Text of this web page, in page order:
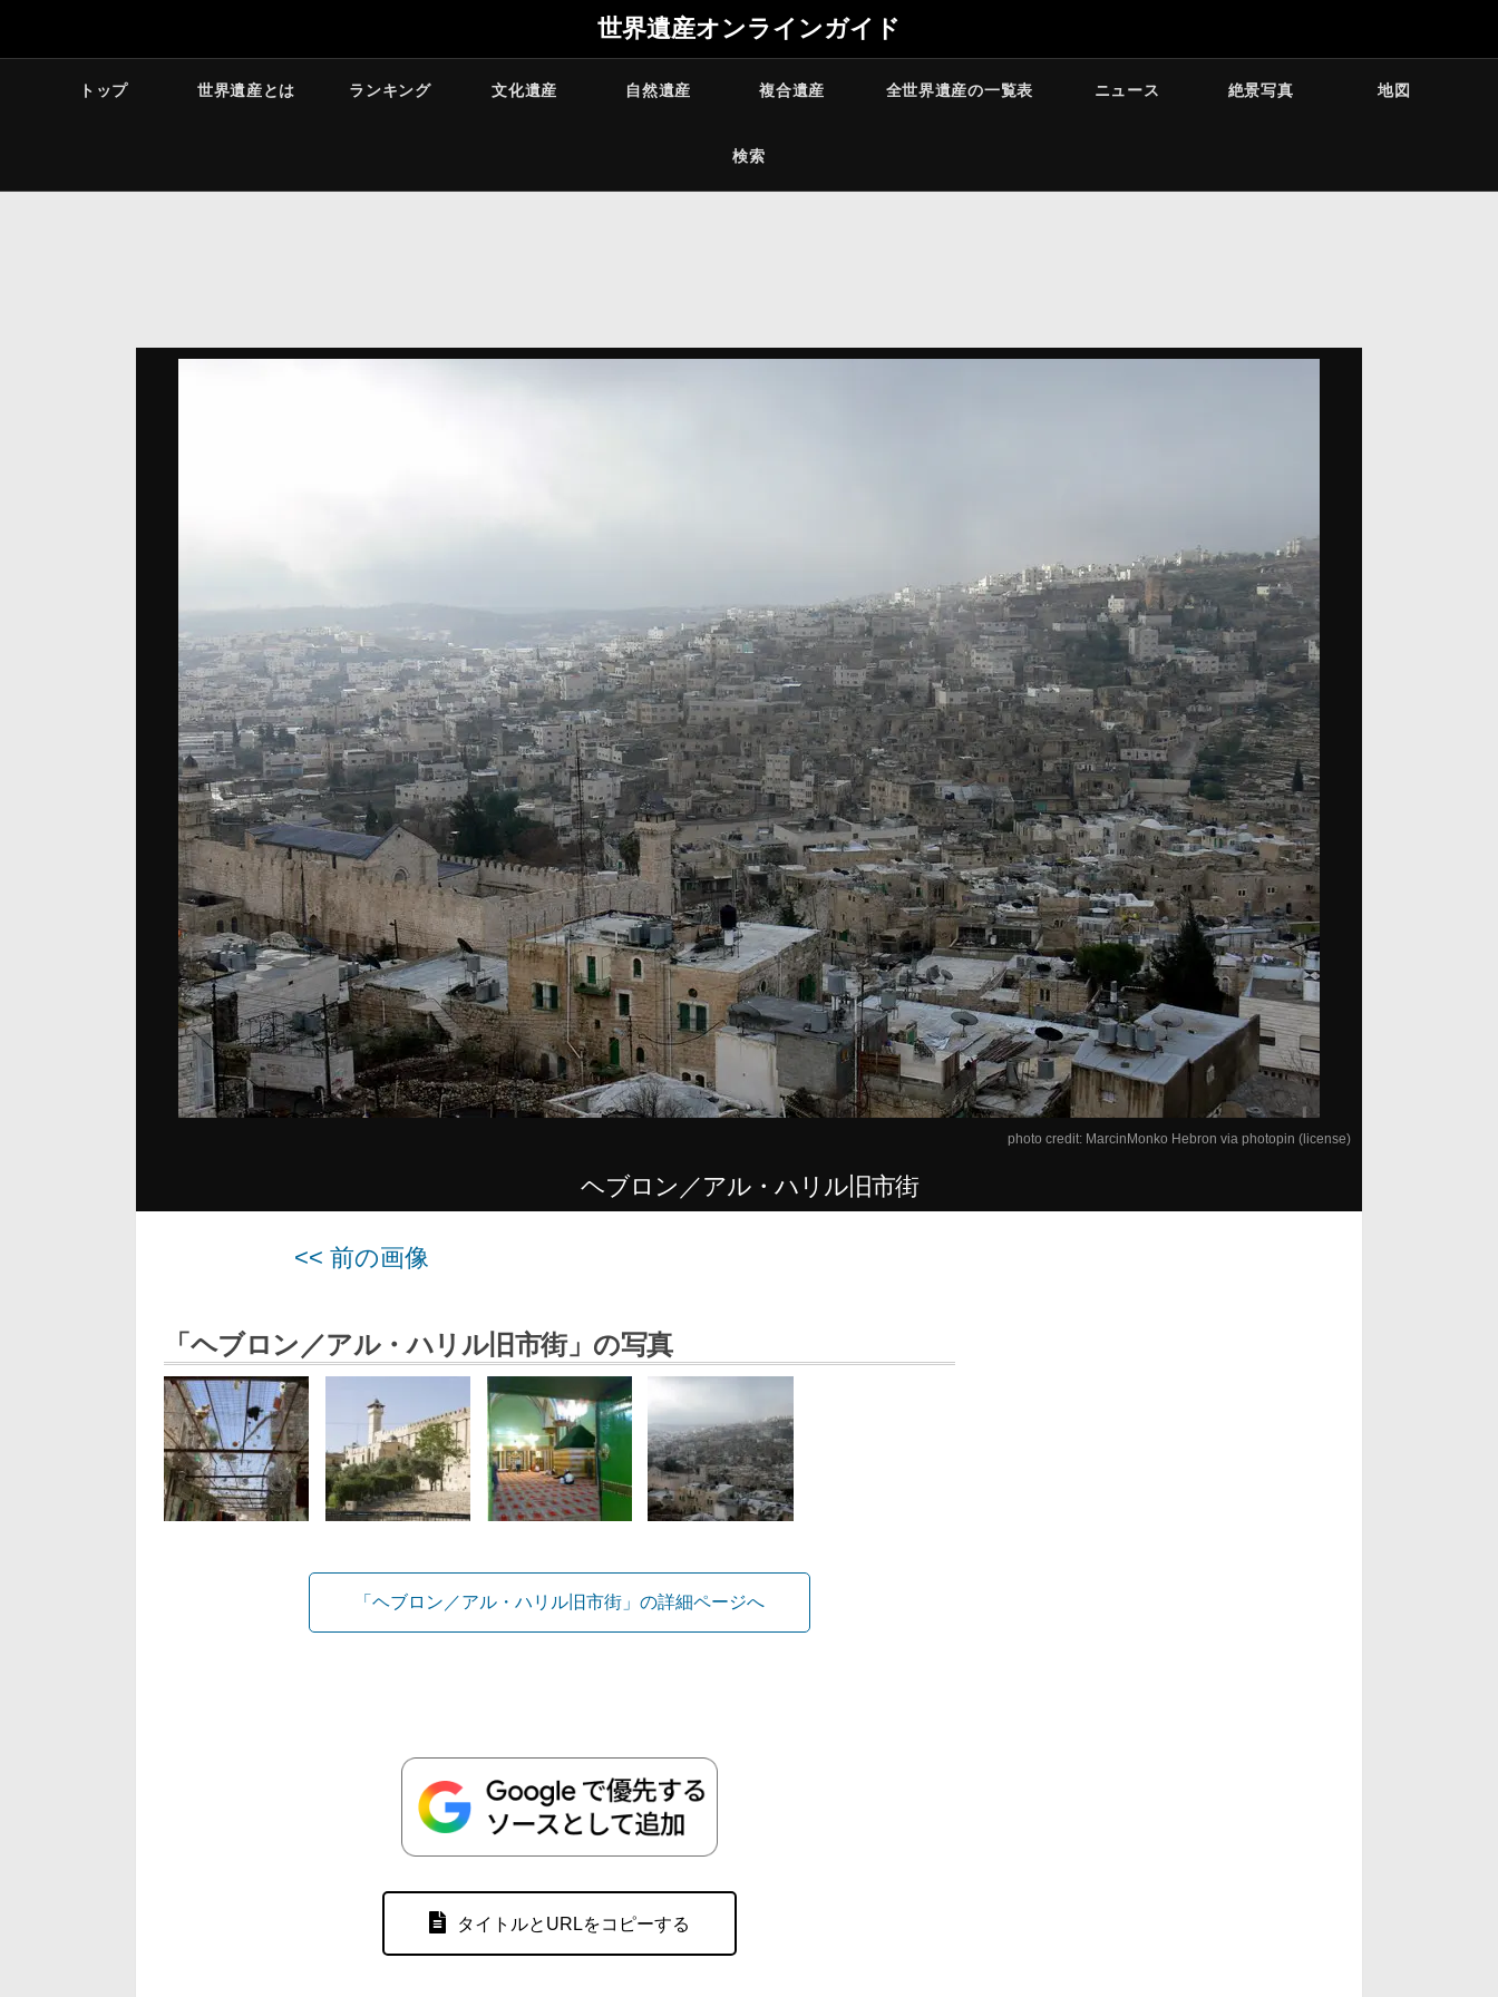
世界遺産オンラインガイド
トップ 世界遺産とは ランキング 文化遺産 自然遺産 複合遺産 全世界遺産の一覧表 ニュース 絶景写真 地図
検索
photo credit: MarcinMonko Hebron via photopin (license)
ヘブロン／アル・ハリル旧市街
<< 前の画像
「ヘブロン／アル・ハリル旧市街」の写真
「ヘブロン／アル・ハリル旧市街」の詳細ページへ
タイトルとURLをコピーする